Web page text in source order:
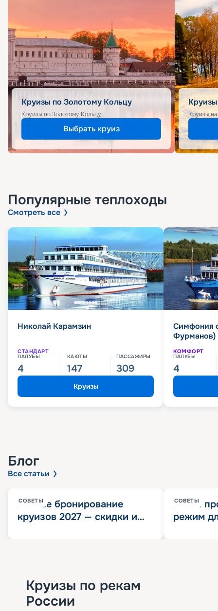
Круизы по Золотому Кольцу
Круизы по Золотому Кольцу
Выбрать круиз
Круизы
Популярные теплоходы
Смотреть все
Николай Карамзин
СТАНДАРТ
ПАЛУБЫ
4
КАЮТЫ
147
ПАССАЖИРЫ
309
Круизы
Симфония
Фурманов)
КОМФОРТ
ПАЛУБЫ
4
Блог
Все статьи
СОВЕТЫ
Раннее бронирование
круизов 2027 — скидки и
СОВЕТЫ
Китай
режим
Круизы по рекам
России